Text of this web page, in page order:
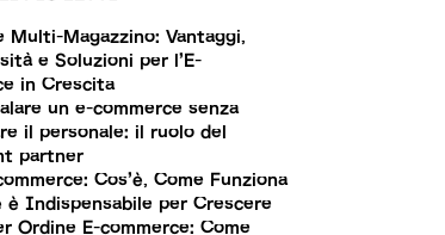
Multi-Magazzino: Vantaggi,
e Soluzioni per l’E-
in Crescita
un e-commerce senza
il personale: il ruolo del
partner
Cos’è, Come Funziona
è Indispensabile per Crescere
Ordine E-commerce: Come